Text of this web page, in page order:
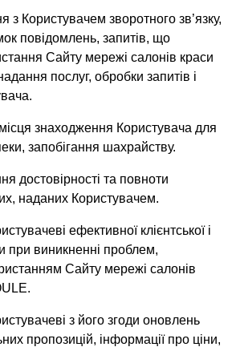
з Користувачем зворотного зв’язку,
повідомлень, запитів, що
Сайту мережі салонів краси
послуг, обробки запитів і
знаходження Користувача для
запобігання шахрайству.
достовірності та повноти
наданих Користувачем.
ефективної клієнтської і
при виникненні проблем,
Сайту мережі салонів
з його згоди оновлень
пропозицій, інформації про ціни,